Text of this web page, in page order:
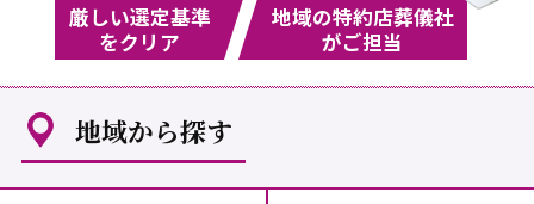
厳しい選定基準
をクリア
地域の特約店葬儀社
がご担当
地域から探す